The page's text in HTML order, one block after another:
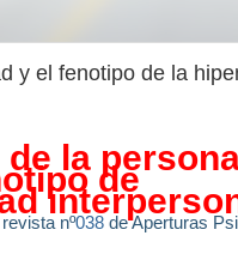
y el fenotipo de la
la
de
nº038 de Aperturas